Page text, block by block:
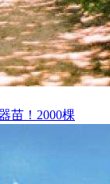
苗！2000棵